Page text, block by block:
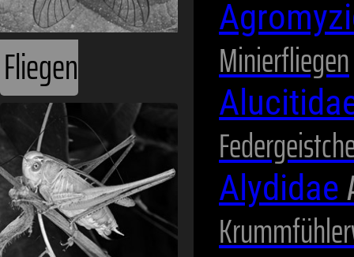
Fliegen Minierfliegen
Alydidae